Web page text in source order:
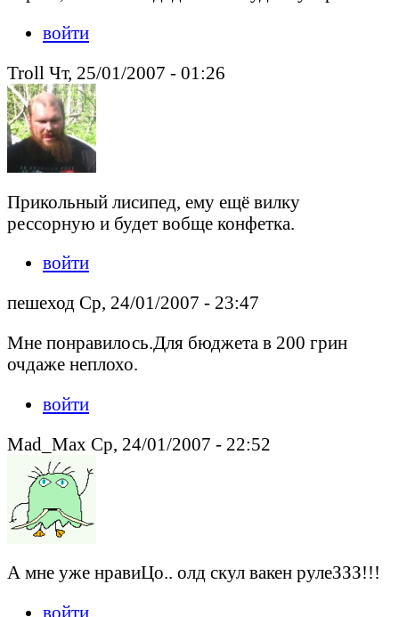
войти
Troll Чт, 25/01/2007 - 01:26
Прикольный лисипед, ему ещё вилку
рессорную и будет вобще конфетка.
войти
пешеход Ср, 24/01/2007 - 23:47
Мне понравилось.Для бюджета в 200 грин
очдаже неплохо.
войти
Mad_Max Ср, 24/01/2007 - 22:52
А мне уже нравиЦо.. олд скул вакен рулеЗЗЗ!!!
войти